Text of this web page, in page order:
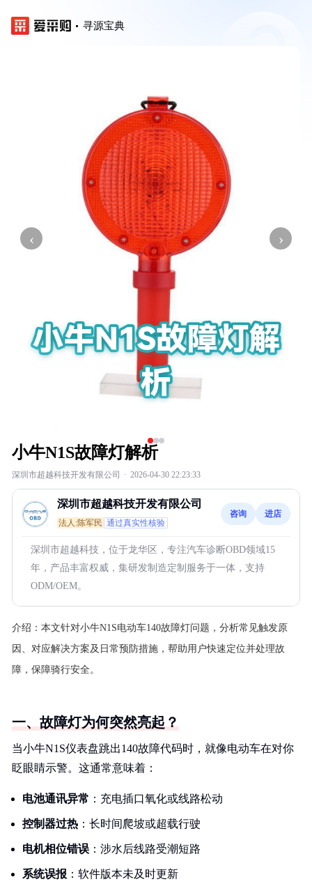
寻源宝典
‹ ›
小牛N1S故障灯解析
深圳市超越科技开发有限公司 · 2026-04-30 22:23:33
深圳市超越科技开发有限公司
法人:陈军民 通过真实性核验
咨询 进店
深圳市超越科技，位于龙华区，专注汽车诊断OBD领域15
年，产品丰富权威，集研发制造定制服务于一体，支持
ODM/OEM。
介绍： 本文针对小牛N1S电动车140故障灯问题，分析常见触发原
因、对应解决方案及日常预防措施，帮助用户快速定位并处理故
障，保障骑行安全。
一、故障灯为何突然亮起？
当小牛N1S仪表盘跳出140故障代码时，就像电动车在对你
眨眼睛示警。这通常意味着：
电池通讯异常 ：充电插口氧化或线路松动
控制器过热 ：长时间爬坡或超载行驶
电机相位错误 ：涉水后线路受潮短路
系统误报 ：软件版本未及时更新